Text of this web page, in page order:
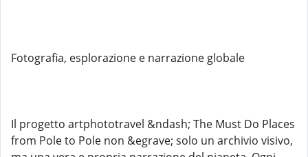
Fotografia, esplorazione e narrazione globale
Il progetto artphototravel &ndash; The Must Do Places
from Pole to Pole non &egrave; solo un archivio visivo,